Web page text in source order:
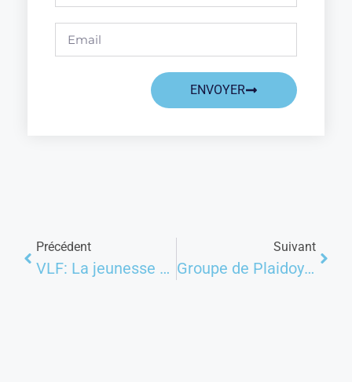
ENVOYER
Précédent
VLF: La jeunesse estudiantine congolaise s’engage à s’investir dans les campagnes de prévention sur la violence à l’égard des femmes et des filles
Suivant
Groupe de Plaidoyer: Reprise des travaux du groupe de Plaidoyer Voix et Leadership des Femmes